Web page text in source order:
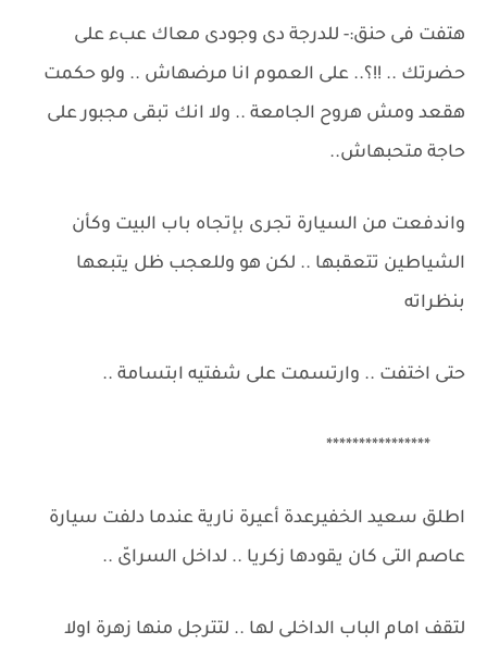
هتفت فى حنق:- للدرجة دى وجودى معاك عبء على
حضرتك .. !!؟.. على العموم انا مرضهاش .. ولو حكمت
هقعد ومش هروح الجامعة .. ولا انك تبقى مجبور على
حاجة متحبهاش..
واندفعت من السيارة تجرى بإتجاه باب البيت وكأن
الشياطين تتعقبها .. لكن هو وللعجب ظل يتبعها
بنظراته
حتى اختفت .. وارتسمت على شفتيه ابتسامة ..
****************
اطلق سعيد الخفيرعدة أعيرة نارية عندما دلفت سيارة
عاصم التى كان يقودها زكريا .. لداخل السراىّ ..
لتقف امام الباب الداخلى لها .. لتترجل منها زهرة اولا